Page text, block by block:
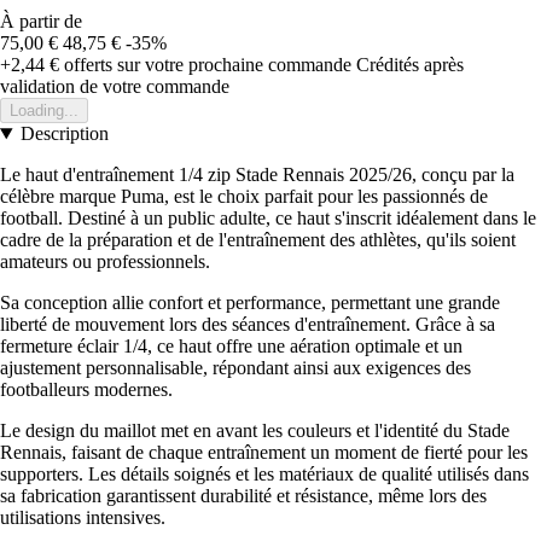
À partir de
75,00 € 48,75 € -35%
+2,44 € offerts sur votre prochaine commande Crédités après
validation de votre commande
Loading...
Description
Le haut d'entraînement 1/4 zip Stade Rennais 2025/26, conçu par la
célèbre marque Puma, est le choix parfait pour les passionnés de
football. Destiné à un public adulte, ce haut s'inscrit idéalement dans le
cadre de la préparation et de l'entraînement des athlètes, qu'ils soient
amateurs ou professionnels.
Sa conception allie confort et performance, permettant une grande
liberté de mouvement lors des séances d'entraînement. Grâce à sa
fermeture éclair 1/4, ce haut offre une aération optimale et un
ajustement personnalisable, répondant ainsi aux exigences des
footballeurs modernes.
Le design du maillot met en avant les couleurs et l'identité du Stade
Rennais, faisant de chaque entraînement un moment de fierté pour les
supporters. Les détails soignés et les matériaux de qualité utilisés dans
sa fabrication garantissent durabilité et résistance, même lors des
utilisations intensives.